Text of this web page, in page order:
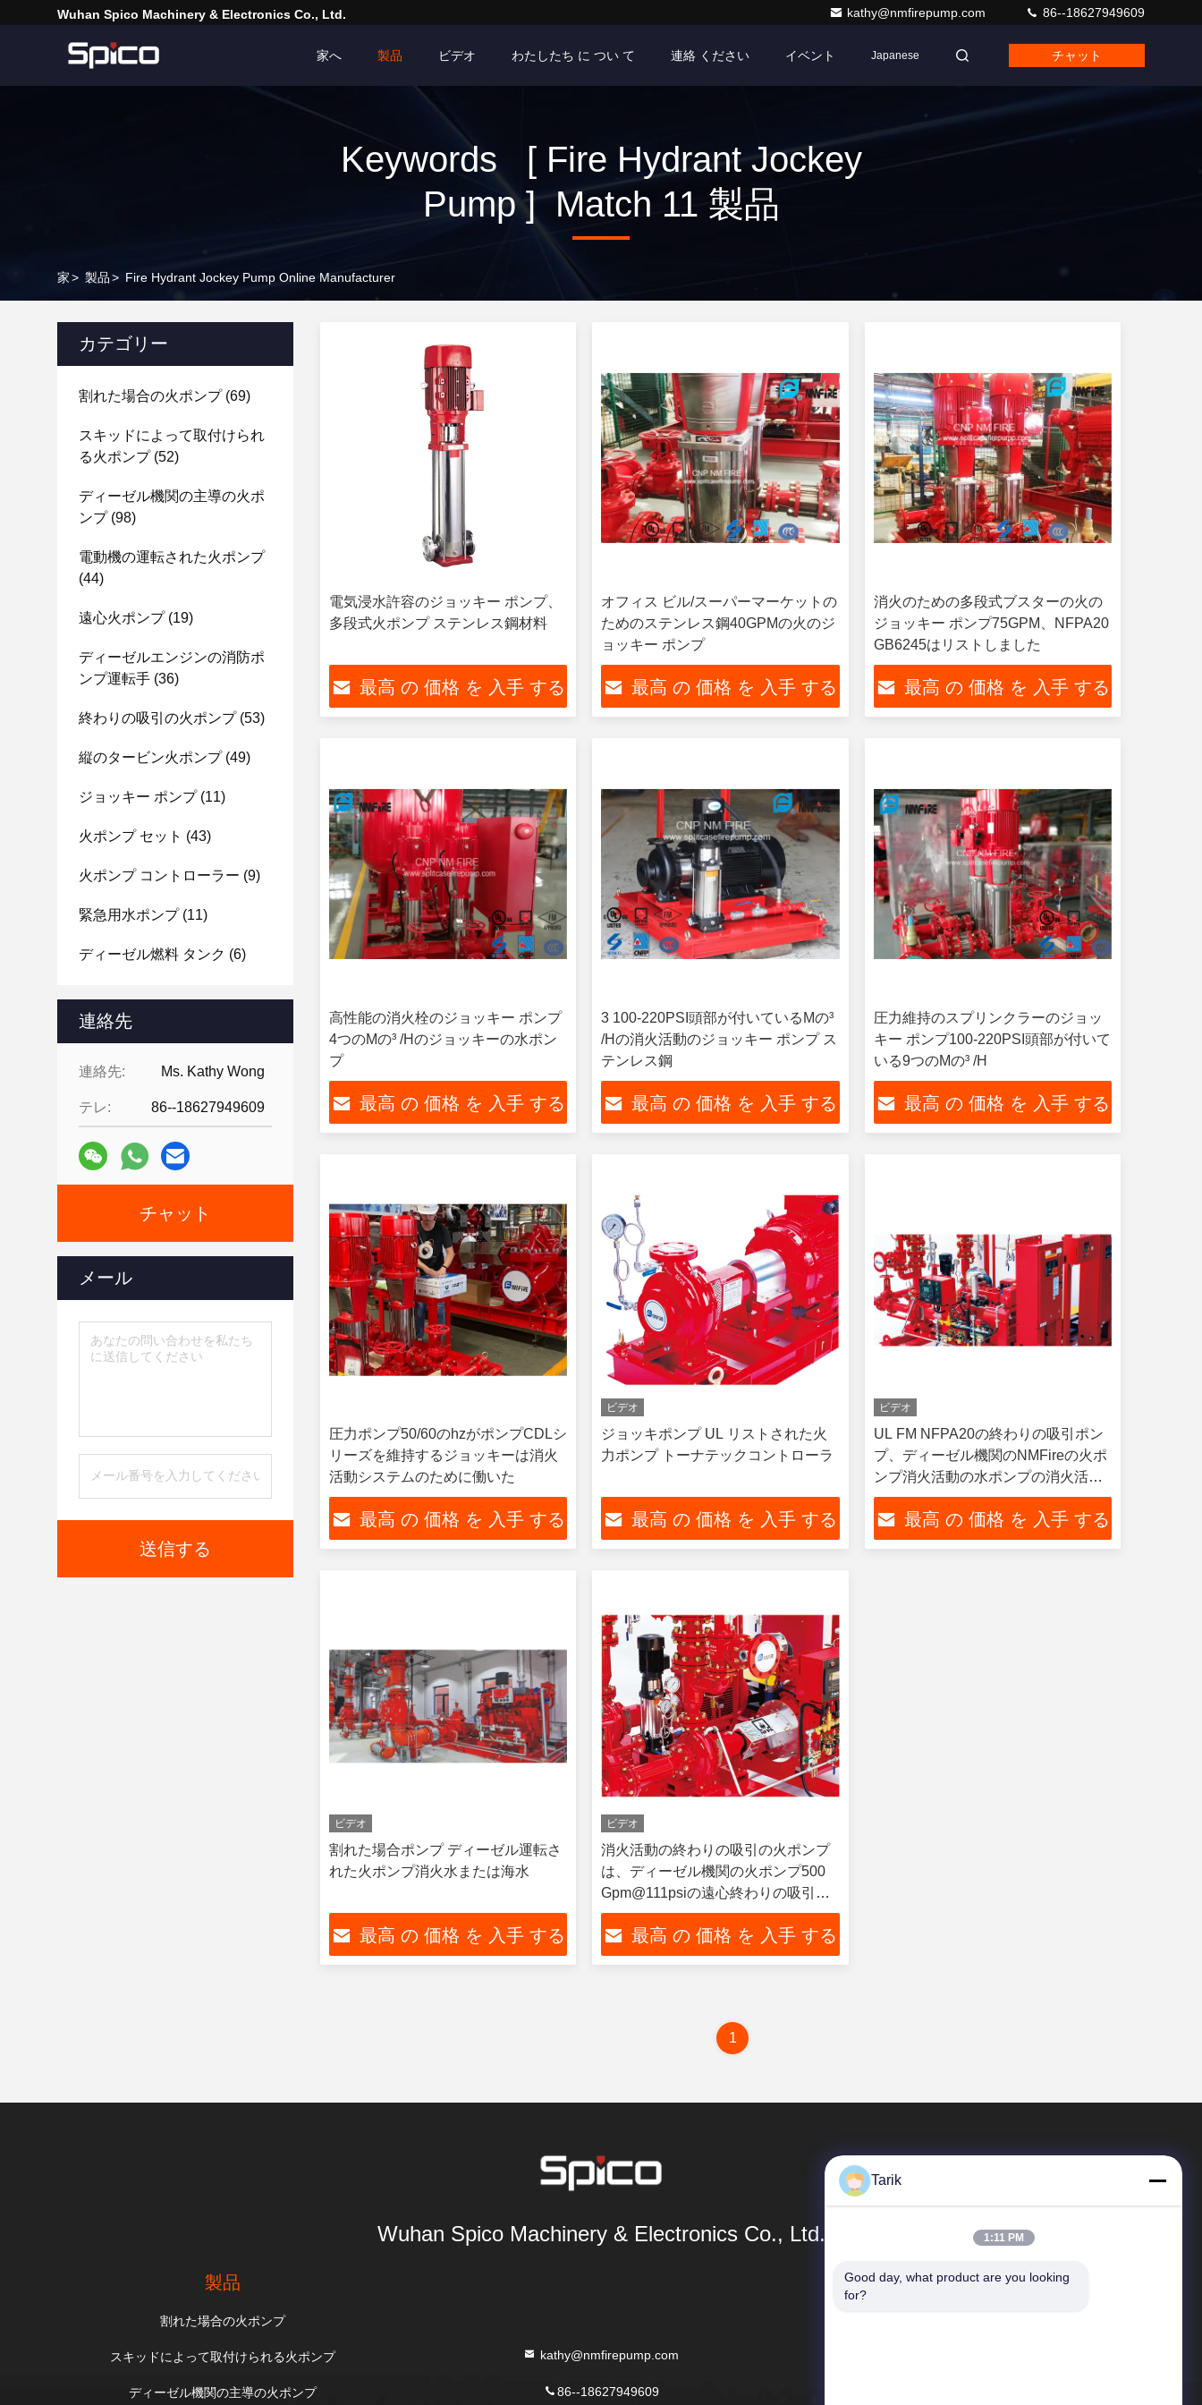
Wuhan Spico Machinery & Electronics Co., Ltd. kathy@nmfirepump.com 86--18627949609
家へ 製品 ビデオ わたしたち に つい て 連絡 ください イベント Japanese チャット
Keywords [ Fire Hydrant Jockey
Pump ] Match 11 製品
家> 製品> Fire Hydrant Jockey Pump Online Manufacturer
カテゴリー
割れた場合の火ポンプ(69)
スキッドによって取付けられ
る火ポンプ(52)
ディーゼル機関の主導の火ポ
ンプ(98)
電動機の運転された火ポンプ
(44)
遠心火ポンプ(19)
ディーゼルエンジンの消防ポ
ンプ運転手 (36)
終わりの吸引の火ポンプ(53)
縦のタービン火ポンプ(49)
ジョッキー ポンプ(11)
火ポンプ セット (43)
火ポンプ コントローラー (9)
緊急用水ポンプ(11)
ディーゼル燃料 タンク (6)
連絡先
連絡先: Ms. Kathy Wong
テレ: 86--18627949609
チャット
メール
送信する
電気浸水許容のジョッキー ポンプ、
多段式火ポンプ ステンレス鋼材料
最高 の 価格 を 入手 する
オフィス ビル/スーパーマーケットの
ためのステンレス鋼40GPMの火のジ
ョッキー ポンプ
最高 の 価格 を 入手 する
消火のための多段式ブスターの火の
ジョッキー ポンプ75GPM、NFPA20
GB6245はリストしました
最高 の 価格 を 入手 する
高性能の消火栓のジョッキー ポンプ
4つのMの³ /Hのジョッキーの水ポン
プ
最高 の 価格 を 入手 する
3 100-220PSI頭部が付いているMの³
/Hの消火活動のジョッキー ポンプ ス
テンレス鋼
最高 の 価格 を 入手 する
圧力維持のスプリンクラーのジョッ
キー ポンプ100-220PSI頭部が付いて
いる9つのMの³ /H
最高 の 価格 を 入手 する
圧力ポンプ50/60のhzがポンプCDLシ
リーズを維持するジョッキーは消火
活動システムのために働いた
最高 の 価格 を 入手 する
ビデオ
ジョッキポンプ UL リストされた火
力ポンプ トーナテックコントローラ
最高 の 価格 を 入手 する
ビデオ
UL FM NFPA20の終わりの吸引ポン
プ、ディーゼル機関のNMFireの火ポ
ンプ消火活動の水ポンプの消火活動
システム
最高 の 価格 を 入手 する
ビデオ
割れた場合ポンプ ディーゼル運転さ
れた火ポンプ消火水または海水
最高 の 価格 を 入手 する
ビデオ
消火活動の終わりの吸引の火ポンプ
は、ディーゼル機関の火ポンプ500
Gpm@111psiの遠心終わりの吸引ポ
ンプul火をリストしました
最高 の 価格 を 入手 する
1
Wuhan Spico Machinery & Electronics Co., Ltd.
製品
割れた場合の火ポンプ
スキッドによって取付けられる火ポンプ
ディーゼル機関の主導の火ポンプ
kathy@nmfirepump.com
86--18627949609
簡単なリンク
Tarik
1:11 PM
Good day, what product are you looking
for?